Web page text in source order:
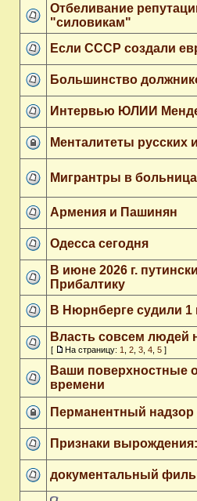
Отбеливание
"силовикам"
Если СССР создали
Большинство
Интервью ЮЛИИ
Менталитеты русских
Мигрантры в
Армения и Пашинян
Одесса сегодня
В июне 2026 г.
Прибалтику
В Нюрнберге судили 1
Власть совсем людей
[ На страницу: 1 2 3 4 5 ]
Ваши поверхностные
времени
Перманентный
Признаки
документальный